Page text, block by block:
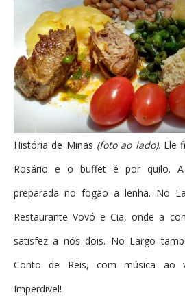
História de Minas (foto ao lado). Ele
Rosário e o buffet é por quilo.
preparada no fogão a lenha. No
Restaurante Vovó e Cia, onde a
satisfez a nós dois. No Largo
Conto de Reis, com música ao
Imperdível!